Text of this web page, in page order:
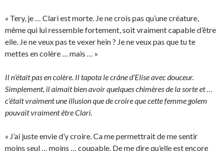
« Tery, je … Clari est morte. Je ne crois pas qu’une créature,
même qui lui ressemble fortement, soit vraiment capable d’être
elle. Je ne veux pas te vexer hein ? Je ne veux pas que tu te
mettes en colère … mais … »
Il n’était pas en colère. Il tapota le crâne d’Elise avec douceur.
Simplement, il aimait bien avoir quelques chimères de la sorte et …
c’était vraiment une illusion que de croire que cette femme golem
pouvait vraiment être Clari.
« J’ai juste envie d’y croire. Ca me permettrait de me sentir
moins seul … moins … coupable. De me dire qu’elle est encore